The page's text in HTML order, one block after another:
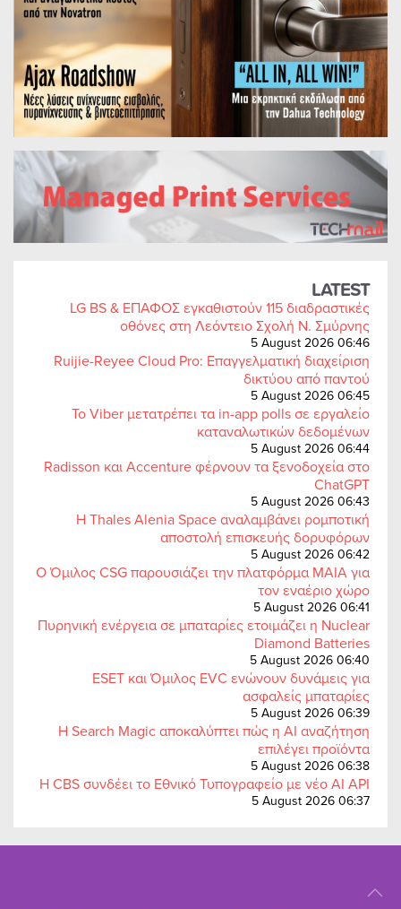
LATEST
LG BS & ΕΠΑΦΟΣ εγκαθιστούν 115 διαδραστικές
οθόνες στη Λεόντειο Σχολή Ν. Σμύρνης
5 August 2026 06:46
Ruijie-Reyee Cloud Pro: Επαγγελματική διαχείριση
δικτύου από παντού
5 August 2026 06:45
Το Viber μετατρέπει τα in-app polls σε εργαλείο
καταναλωτικών δεδομένων
5 August 2026 06:44
Radisson και Accenture φέρνουν τα ξενοδοχεία στο
ChatGPT
5 August 2026 06:43
Η Thales Alenia Space αναλαμβάνει ρομποτική
αποστολή επισκευής δορυφόρων
5 August 2026 06:42
Ο Όμιλος CSG παρουσιάζει την πλατφόρμα MAIA για
τον εναέριο χώρο
5 August 2026 06:41
Πυρηνική ενέργεια σε μπαταρίες ετοιμάζει η Nuclear
Diamond Batteries
5 August 2026 06:40
ESET και Όμιλος EVC ενώνουν δυνάμεις για
ασφαλείς μπαταρίες
5 August 2026 06:39
Η Search Magic αποκαλύπτει πώς η AI αναζήτηση
επιλέγει προϊόντα
5 August 2026 06:38
Η CBS συνδέει το Εθνικό Τυπογραφείο με νέο AI API
5 August 2026 06:37